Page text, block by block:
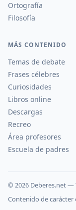
Ortografía
Filosofía
MÁS CONTENIDO
Temas de debate
Frases célebres
Curiosidades
Libros online
Descargas
Recreo
Área profesores
Escuela de padres
© 2026 Deberes.net —
Contenido de